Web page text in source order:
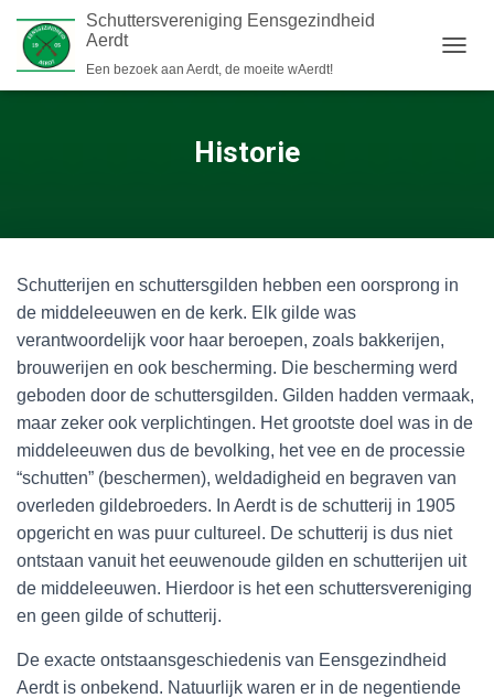
Schuttersvereniging Eensgezindheid
Aerdt
Een bezoek aan Aerdt, de moeite wAerdt!
S
E
N
Historie
Schutterijen en schuttersgilden hebben een oorsprong in
de middeleeuwen en de kerk. Elk gilde was
verantwoordelijk voor haar beroepen, zoals bakkerijen,
brouwerijen en ook bescherming. Die bescherming werd
geboden door de schuttersgilden. Gilden hadden vermaak,
maar zeker ook verplichtingen. Het grootste doel was in de
middeleeuwen dus de bevolking, het vee en de processie
“schutten” (beschermen), weldadigheid en begraven van
overleden gildebroeders. In Aerdt is de schutterij in 1905
opgericht en was puur cultureel. De schutterij is dus niet
ontstaan vanuit het eeuwenoude gilden en schutterijen uit
de middeleeuwen. Hierdoor is het een schuttersvereniging
en geen gilde of schutterij.
De exacte ontstaansgeschiedenis van Eensgezindheid
Aerdt is onbekend. Natuurlijk waren er in de negentiende